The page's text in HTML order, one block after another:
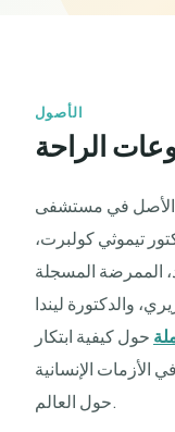
الأصول
الأصل في مستشفى
تيموثي كولبرت،
الممرضة المسجلة
والدكتورة ليندا
حول كيفية ابتكار
الأزمات الإنسانية
حول العالم.